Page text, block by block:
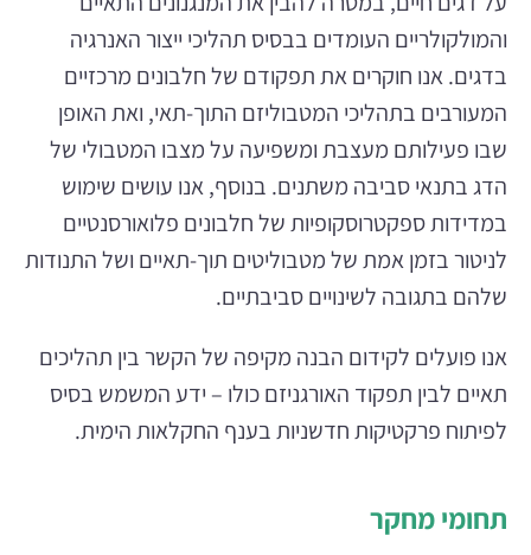
והמולקולריים העומדים בבסיס תהליכי ייצור האנרגיה
בדגים. אנו חוקרים את תפקודם של חלבונים מרכזיים
המעורבים בתהליכי המטבוליזם התוך-תאי, ואת האופן
שבו פעילותם מעצבת ומשפיעה על מצבו המטבולי של
הדג בתנאי סביבה משתנים. בנוסף, אנו עושים שימוש
במדידות ספקטרוסקופיות של חלבונים פלואורסנטיים
לניטור בזמן אמת של מטבוליטים תוך-תאיים ושל התנודות
שלהם בתגובה לשינויים סביבתיים.
אנו פועלים לקידום הבנה מקיפה של הקשר בין תהליכים
תאיים לבין תפקוד האורגניזם כולו – ידע המשמש בסיס
לפיתוח פרקטיקות חדשניות בענף החקלאות הימית.
תחומי מחקר